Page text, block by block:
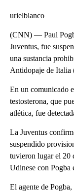
urielblanco
(CNN) — Paul
Juventus, fue
una sustancia
Antidopaje de
En un comunicado
testosterona, que
atlética, fue
La Juventus
suspendido
tuvieron lugar el 20
Udinese con Pogba
El agente de